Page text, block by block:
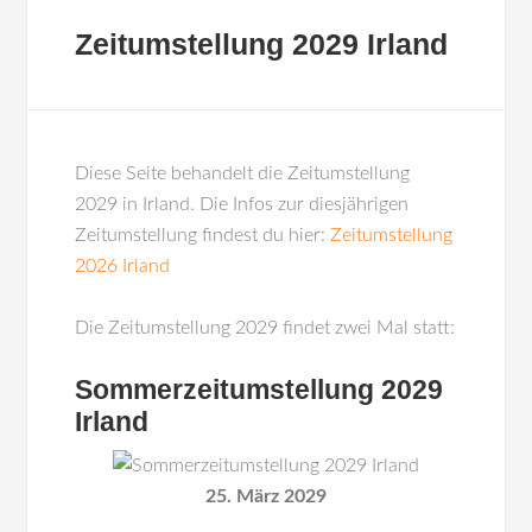
Zeitumstellung 2029 Irland
Diese Seite behandelt die Zeitumstellung
2029 in Irland. Die Infos zur diesjährigen
Zeitumstellung findest du hier:Zeitumstellung
2026 Irland
Die Zeitumstellung 2029 findet zwei Mal statt:
Sommerzeitumstellung 2029
Irland
25. März 2029